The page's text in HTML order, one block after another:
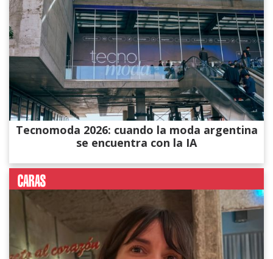
Tecnomoda 2026: cuando la moda argentina
se encuentra con la IA